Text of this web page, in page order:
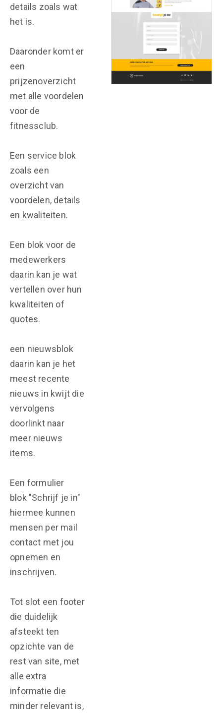
details zoals wat
het is.
Daaronder komt er
een
prijzenoverzicht
met alle voordelen
voor de
fitnessclub.
Een service blok
zoals een
overzicht van
voordelen, details
en kwaliteiten.
Een blok voor de
medewerkers
daarin kan je wat
vertellen over hun
kwaliteiten of
quotes.
een nieuwsblok
daarin kan je het
meest recente
nieuws in kwijt die
vervolgens
doorlinkt naar
meer nieuws
items.
Een formulier
blok "Schrijf je in"
hiermee kunnen
mensen per mail
contact met jou
opnemen en
inschrijven.
Tot slot een footer
die duidelijk
afsteekt ten
opzichte van de
rest van site, met
alle extra
informatie die
minder relevant is,